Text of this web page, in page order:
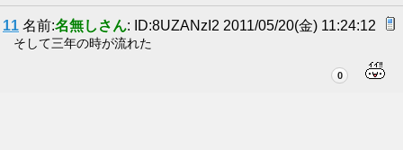
11 名前:名無しさん: ID:8UZANzI2 2011/05/20(金) 11:24:12
そして三年の時が流れた
0